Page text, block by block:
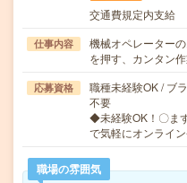
交通費規定内支給
仕事内容
機械オペレーター
を押す、カンタン
応募資格
職種未経験OK / ブ
不要
◆未経験OK！〇ま
で気軽にオンライ
職場の雰囲気